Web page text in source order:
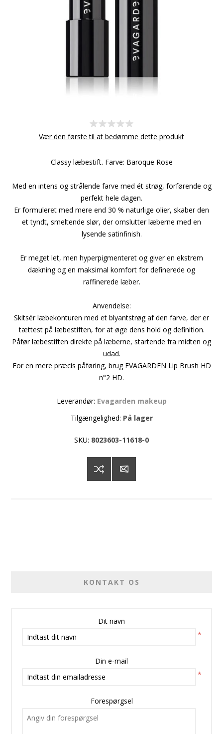
Vær den første til at bedømme dette produkt
Classy læbestift. Farve: Baroque Rose
Med en intens og strålende farve med ét strøg, forførende og
perfekt hele dagen.
Er formuleret med mere end 30 % naturlige olier, skaber den
et tyndt, smeltende slør, der omslutter læberne med en
lysende satinfinish.
Er meget let, men hyperpigmenteret og giver en ekstrem
dækning og en maksimal komfort for definerede og
raffinerede læber.
Anvendelse:
Skitsér læbekonturen med et blyantstrøg af den farve, der er
tættest på læbestiften, for at øge dens hold og definition.
Påfør læbestiften direkte på læberne, startende fra midten og
udad.
For en mere præcis påføring, brug EVAGARDEN Lip Brush HD
n°2 HD.
Leverandør: Evagarden makeup
Tilgængelighed: På lager
SKU: 8023603-11618-0
KONTAKT OS
Dit navn
*
Din e-mail
*
Forespørgsel